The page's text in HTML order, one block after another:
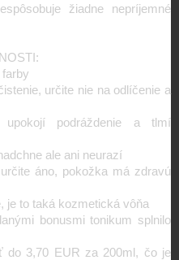
žiadne nepríjemné
určite nie na odlíčenie a
podráždenie a tlmí
ale ani neurazí
áno, pokožka má zdravú
je to taká kozmetická vôňa
bonusmi tonikum splnilo
3,70 EUR za 200ml, čo je